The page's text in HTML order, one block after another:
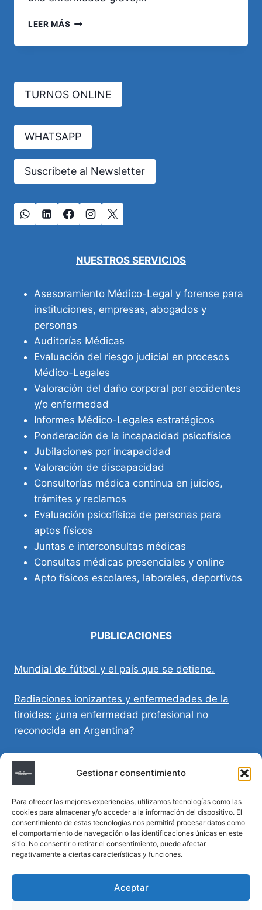
Gestionar consentimiento
Para ofrecer las mejores experiencias, utilizamos tecnologías como las
cookies para almacenar y/o acceder a la información del dispositivo. El
consentimiento de estas tecnologías nos permitirá procesar datos como
el comportamiento de navegación o las identificaciones únicas en este
sitio. No consentir o retirar el consentimiento, puede afectar
negativamente a ciertas características y funciones.
Aceptar
LEER MÁS DIRECTIVAS
ANTICIPADAS:
DERECHO
A
DECIDIR
VIDA
TURNOS ONLINE
WHATSAPP
Suscríbete al Newsletter
NUESTROS SERVICIOS
Asesoramiento Médico-Legal y forense para
instituciones, empresas, abogados y
personas
Auditorías Médicas
Evaluación del riesgo judicial en procesos
Médico-Legales
Valoración del daño corporal por accidentes
y/o enfermedad
Informes Médico-Legales estratégicos
Ponderación de la incapacidad psicofísica
Jubilaciones por incapacidad
Valoración de discapacidad
Consultorías médica continua en juicios,
trámites y reclamos
Evaluación psicofísica de personas para
aptos físicos
Juntas e interconsultas médicas
Consultas médicas presenciales y online
Apto físicos escolares, laborales, deportivos
PUBLICACIONES
Mundial de fútbol y el país que se detiene.
Radiaciones ionizantes y enfermedades de la
tiroides: ¿una enfermedad profesional no
reconocida en Argentina?
Directivas Médicas Anticipadas en Córdoba:
requisitos, registro y validez legal
Sumar vida a los años: decálogo para un
envejecimiento saludable
Determinación de la hora de muerte en